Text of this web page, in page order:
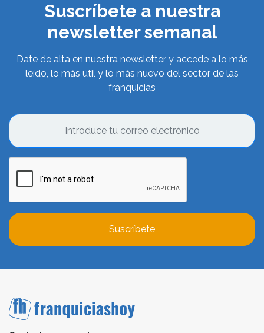
Suscríbete a nuestra
newsletter semanal
Date de alta en nuestra newsletter y accede a lo más
leído, lo más útil y lo más nuevo del sector de las
franquicias
Suscríbete